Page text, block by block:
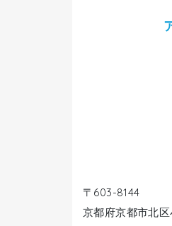
〒603-8144
京都府京都市北